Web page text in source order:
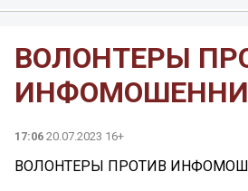
ВОЛОНТЕРЫ
17:06 20.07.2023 16+
ВОЛОНТЕРЫ ПРОТИВ